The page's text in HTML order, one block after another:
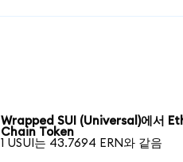
Wrapped SUI (Universal)에서
Chain Token
1 USUI는 43.7694 ERN와 같음